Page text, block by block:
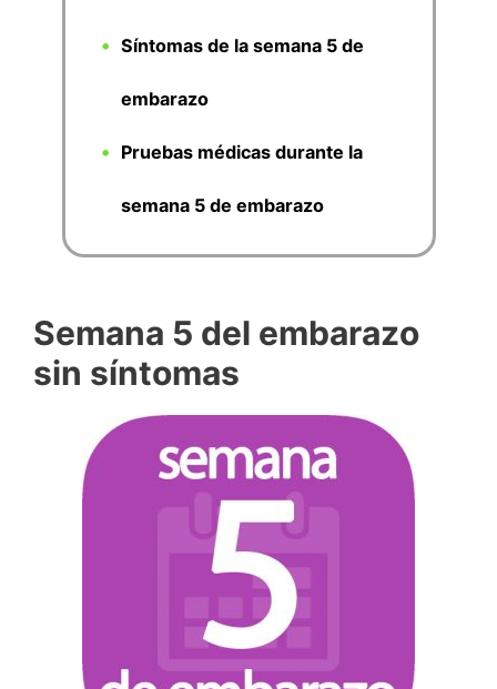
Síntomas de la semana 5 de
embarazo
Pruebas médicas durante la
semana 5 de embarazo
Semana 5 del embarazo
sin síntomas